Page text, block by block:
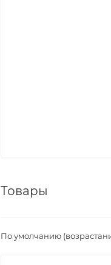
Товары
По умолчанию